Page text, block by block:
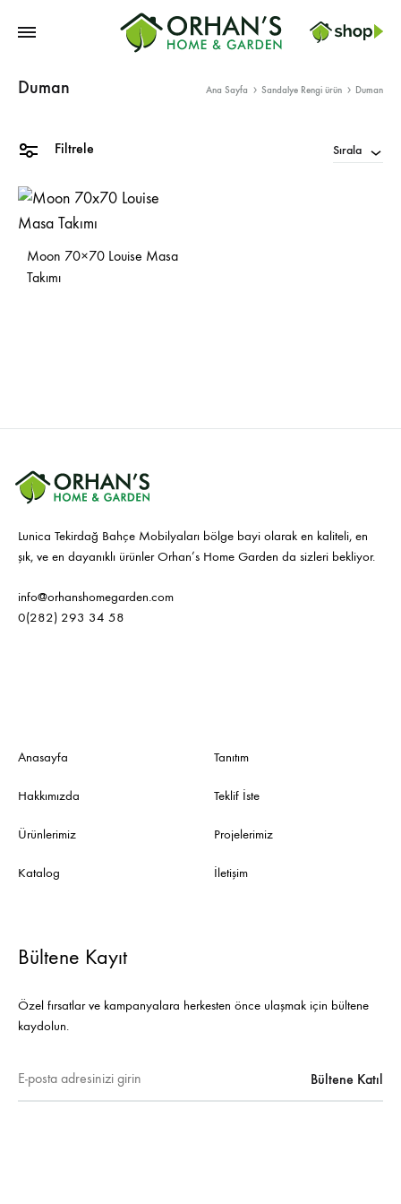
Duman Ana Sayfa Sandalye Rengi ürün Duman
Filtrele Sırala
Moon 70×70 Louise Masa
Takımı
Lunica Tekirdağ Bahçe Mobilyaları bölge bayi olarak en kaliteli, en
şık, ve en dayanıklı ürünler Orhan’s Home Garden da sizleri bekliyor.
info@orhanshomegarden.com
0(282) 293 34 58
Anasayfa
Hakkımızda
Ürünlerimiz
Katalog
Tanıtım
Teklif İste
Projelerimiz
İletişim
Bültene Kayıt
Özel fırsatlar ve kampanyalara herkesten önce ulaşmak için bültene
kaydolun.